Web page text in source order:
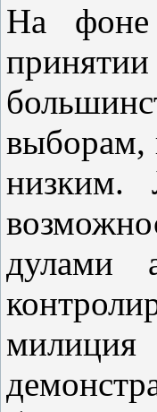
На
выборам,
низким.
дулами
милиция